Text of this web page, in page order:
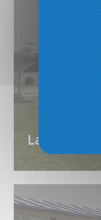
La MJC-